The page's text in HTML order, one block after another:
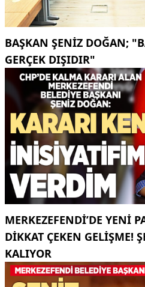
BAŞKAN ŞENIZ DOĞAN;
GERÇEK DIŞIDIR"
MERKEZEFENDI’DE YENI
DIKKAT ÇEKEN GELIŞME!
KALIYOR